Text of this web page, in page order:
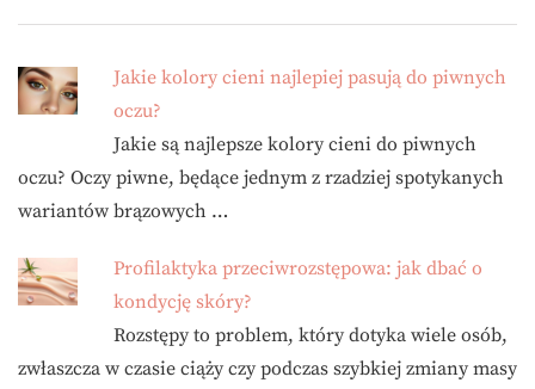
Jakie kolory cieni najlepiej pasują do piwnych
oczu?
Jakie są najlepsze kolory cieni do piwnych
oczu? Oczy piwne, będące jednym z rzadziej spotykanych
wariantów brązowych …
Profilaktyka przeciwrozstępowa: jak dbać o
kondycję skóry?
Rozstępy to problem, który dotyka wiele osób,
zwłaszcza w czasie ciąży czy podczas szybkiej zmiany masy